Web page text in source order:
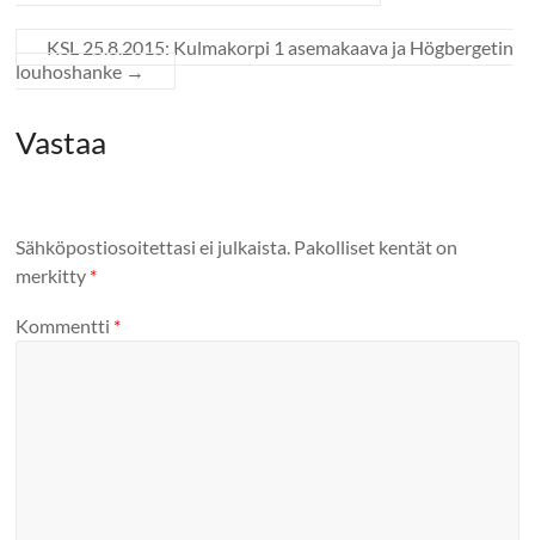
KSL 25.8.2015: Kulmakorpi 1 asemakaava ja Högbergetin
louhoshanke →
Vastaa
Sähköpostiosoitettasi ei julkaista. Pakolliset kentät on
merkitty *
Kommentti *